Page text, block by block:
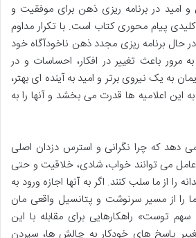
امید در برنامه ریزی ذهن برای موفقیت و
پیام محوری کتاب است. با تکرار مداوم
حال برنامه ریزی مجدد ذهن ناخودآگاه خود
مرور باعث تغییر در افکار، احساسات و در
به یک نیروی برتر و امید به آینده ای بهتر،
این اعلامیه ها قدرت می بخشد و آنها را به
دهد که چرا نگرانی و استرس دزدان اصلی
می توانند خواب، شادی، خلاقیت و حتی
از ما سلب کنند. اگر به آنها اجازه ورود به
ما را از مسیر سرنوشت و پتانسیل واقعی مان
توست» راهکارهایی برای مقابله با این
پاسخ های خودکار به چالش ها، سپردن